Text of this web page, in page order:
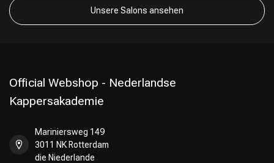
Umformung
Unsere Salons ansehen
Official Webshop - Nederlandse
Kappersakademie
Mariniersweg 149
3011 NK Rotterdam
die Niederlande